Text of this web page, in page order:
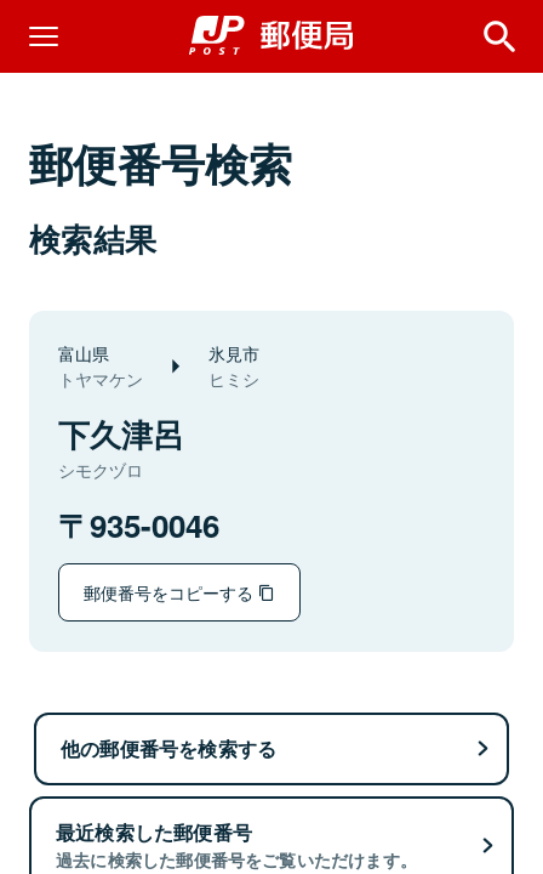
郵便番号検索
検索結果
富山県
トヤマケン
氷見市
ヒミシ
下久津呂
シモクヅロ
935-0046
郵便番号をコピーする
他の郵便番号を検索する
最近検索した郵便番号
過去に検索した郵便番号をご覧いただけます。